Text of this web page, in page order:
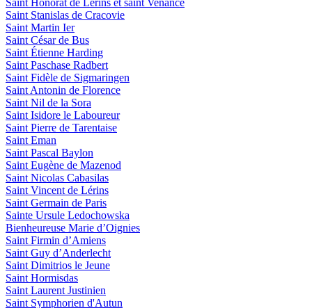
Saint Stanislas de Cracovie
Saint Martin Ier
Saint César de Bus
Saint Étienne Harding
Saint Paschase Radbert
Saint Fidèle de Sigmaringen
Saint Antonin de Florence
Saint Nil de la Sora
Saint Isidore le Laboureur
Saint Pierre de Tarentaise
Saint Eman
Saint Pascal Baylon
Saint Eugène de Mazenod
Saint Nicolas Cabasilas
Saint Vincent de Lérins
Saint Germain de Paris
Sainte Ursule Ledochowska
Bienheureuse Marie d’Oignies
Saint Firmin d’Amiens
Saint Guy d’Anderlecht
Saint Dimitrios le Jeune
Saint Hormisdas
Saint Laurent Justinien
Saint Symphorien d'Autun